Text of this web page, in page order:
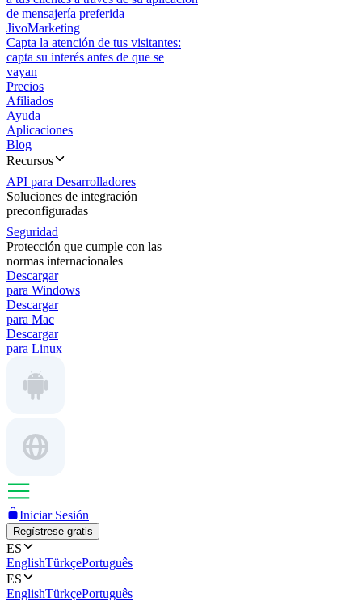
de mensajería preferida
JivoMarketing
Capta la atención de tus visitantes:
capta su interés antes de que se
vayan
Precios
Afiliados
Ayuda
Aplicaciones
Blog
Recursos
API para Desarrolladores
Soluciones de integración
preconfiguradas
Seguridad
Protección que cumple con las
normas internacionales
Descargar
para Windows
Descargar
para Mac
Descargar
para Linux
Iniciar Sesión
Regístrese gratis
ES
EnglishTürkçePortuguês
ES
EnglishTürkçePortuguês